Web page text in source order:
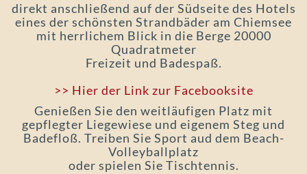
direkt anschließend auf der Südseite des Hotels
eines der schönsten Strandbäder am Chiemsee
mit herrlichem Blick in die Berge 20000
Quadratmeter
Freizeit und Badespaß.
>> Hier der Link zur Facebooksite
Genießen Sie den weitläufigen Platz mit
gepflegter Liegewiese und eigenem Steg und
Badefloß. Treiben Sie Sport aud dem Beach-
Volleyballplatz
oder spielen Sie Tischtennis.